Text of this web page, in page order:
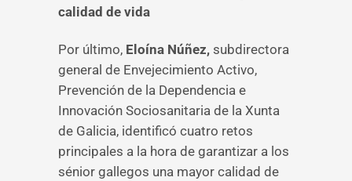
calidad de vida
Por último, Eloína Núñez, subdirectora
general de Envejecimiento Activo,
Prevención de la Dependencia e
Innovación Sociosanitaria de la Xunta
de Galicia, identificó cuatro retos
principales a la hora de garantizar a los
sénior gallegos una mayor calidad de